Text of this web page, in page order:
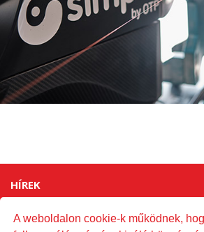
A weboldalon cookie-k működnek,
HÍREK
2017 2018 2019 2020 2021 2022 2023